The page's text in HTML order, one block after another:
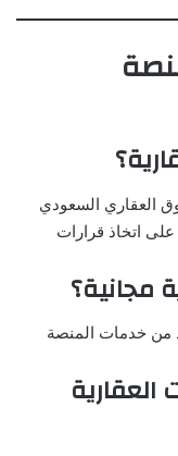
ية؟
العقاري السعودي
اتخاذ قرارات
مجانية؟
من خدمات المنصة